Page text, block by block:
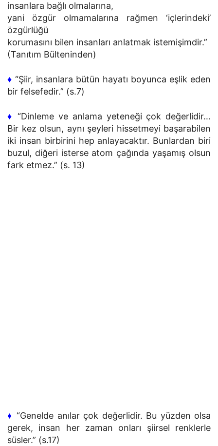
insanlara bağlı olmalarına,
yani özgür olmamalarına rağmen ‘içlerindeki’
özgürlüğü
korumasını bilen insanları anlatmak istemişimdir.”
(Tanıtım Bülteninden)
♦ “Şiir, insanlara bütün hayatı boyunca eşlik eden
bir felsefedir.” (s.7)
♦ “Dinleme ve anlama yeteneği çok değerlidir…
Bir kez olsun, aynı şeyleri hissetmeyi başarabilen
iki insan birbirini hep anlayacaktır. Bunlardan biri
buzul, diğeri isterse atom çağında yaşamış olsun
fark etmez.” (s. 13)
♦ “Genelde anılar çok değerlidir. Bu yüzden olsa
gerek, insan her zaman onları şiirsel renklerle
süsler.” (s.17)